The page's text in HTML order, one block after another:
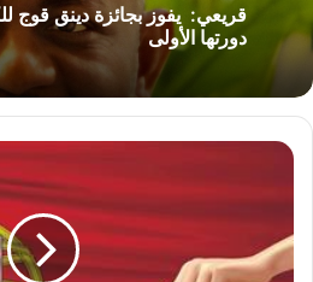
قريعي: يفوز بجائزة دينق قوج
دورتها الأولى
البرتغاليون
بأصواتهم
الانتخابات